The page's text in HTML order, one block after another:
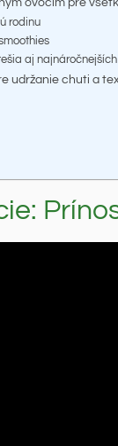
rodinu
aj najnáročnejších
udržanie chuti a